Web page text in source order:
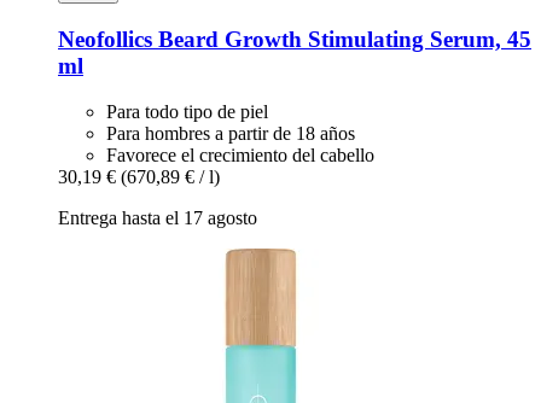
Neofollics Beard Growth Stimulating Serum, 45
ml
Para todo tipo de piel
Para hombres a partir de 18 años
Favorece el crecimiento del cabello
30,19 € (670,89 € / l)
Entrega hasta el 17 agosto